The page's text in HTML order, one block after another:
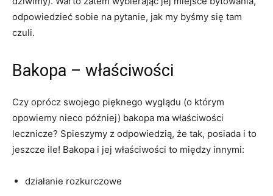
odpowiedzieć sobie na pytanie, jak my byśmy się tam
czuli.
Bakopa – właściwości
Czy oprócz swojego pięknego wyglądu (o którym
opowiemy nieco później) bakopa ma właściwości
lecznicze? Spieszymy z odpowiedzią, że tak, posiada i to
jeszcze ile! Bakopa i jej właściwości to między innymi:
działanie rozkurczowe